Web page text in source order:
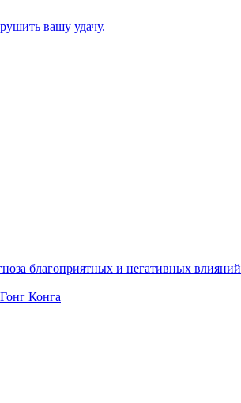
вашу удачу.
благоприятных и негативных влияний
Конга